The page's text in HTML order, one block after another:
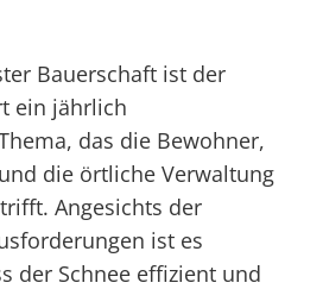
Bauerschaft ist der
ein jährlich
das die Bewohner,
die örtliche Verwaltung
Angesichts der
ist es
der Schnee effizient und